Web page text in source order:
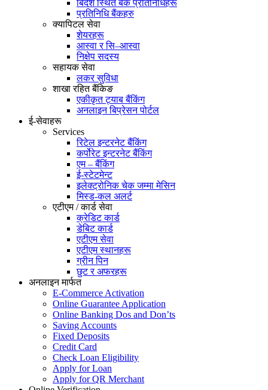
बिदेश स्थित बैंक प्रतिनिधिहरू
प्रतिनिधि बैंकहरु
क्यापिटल सेवा
शेयरहरू
आस्वा र सि–आस्वा
निक्षेप सदस्य
सहायक सेवा
लकर सुविधा
शाखा रहित बैंकिङ
एकीकृत ट्याब बैंकिंग
अनलाइन बिप्रेसन पोर्टल
ई-सेवाहरू
Services
रिटेल इन्टरनेट बैंकिंग
कर्पोरेट इन्टरनेट बैंकिंग
एम – बैंकिंग
ई-स्टेटमेन्ट
इलेक्ट्रोनिक चेक जम्मा मेसिन
मिस्ड-कल अलर्ट
एटीएम / कार्ड सेवा
क्रेडिट कार्ड
डेबिट कार्ड
एटीएम सेवा
एटीएम स्थानहरू
ग्रीन पिन
छुट र अफरहरू
अनलाइन मार्फत
E-Commerce Activation
Online Guarantee Application
Online Banking Dos and Don’ts
Saving Accounts
Fixed Deposits
Credit Card
Check Loan Eligibility
Apply for Loan
Apply for QR Merchant